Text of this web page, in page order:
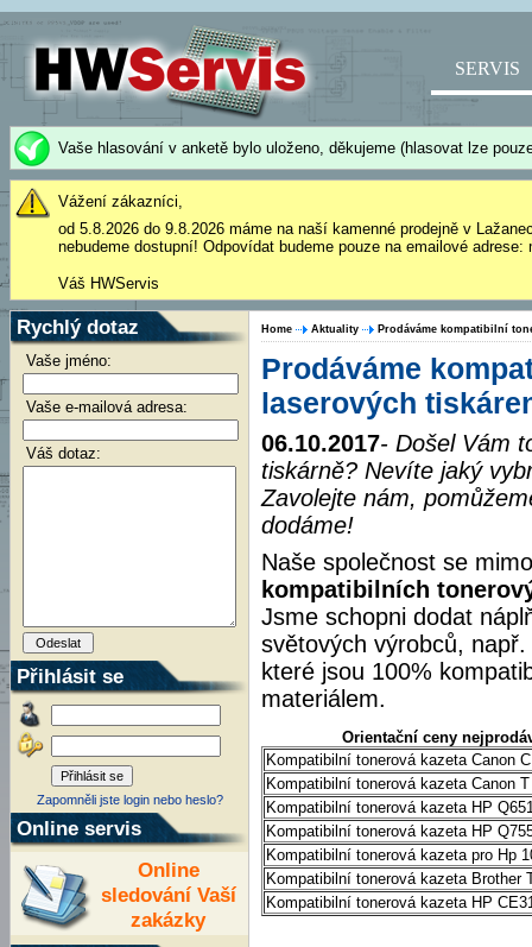
SERVIS
Vaše hlasování v anketě bylo uloženo, děkujeme (hlasovat lze
Vážení zákazníci,
od 5.8.2026 do 9.8.2026 máme na naší kamenné prodejně v
nebudeme dostupní! Odpovídat budeme pouze na emailové
Váš HWServis
Rychlý dotaz
Vaše jméno:
Vaše e-mailová adresa:
Váš dotaz:
Přihlásit se
Zapomněli jste login nebo heslo?
Online servis
Online
sledování Vaší
zakázky
Home Aktuality Prodáváme kompatibilní
Prodáváme
laserových
06.10.2017- Došel Vám
tiskárně? Nevíte jaký
Zavolejte nám,
dodáme!
Naše společnost se
kompatibilních
Jsme schopni dodat
světových výrobců, např.
které jsou 100%
materiálem.
Orientační ceny
Kompatibilní tonerová kazeta Canon
Kompatibilní tonerová kazeta Canon T
Kompatibilní tonerová kazeta HP
Kompatibilní tonerová kazeta HP
Kompatibilní tonerová kazeta pro Hp
Kompatibilní tonerová kazeta Brother
Kompatibilní tonerová kazeta HP